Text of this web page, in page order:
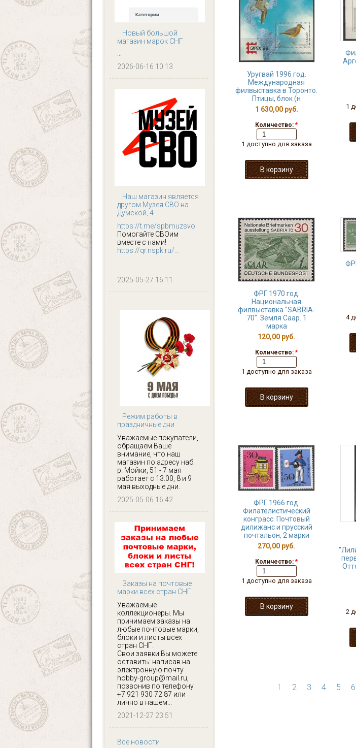
Новый большой
магазин марок СНГ
...
2026-06-16 10:13
Наш магазин является
другом Музея СВО на
Думской, 4
https://t.me/spbmuzsvo
Помогайте СВОим
вместе с нами!
https://qr.nspk.ru/...
2025-05-27 16:11
Режим работы в
праздничные дни
Уважаемые покупатели,
обращаем Ваше
внимание, что наш
магазин по адресу наб.
р. Мойки, 51 - 7 мая
работает с 13.00, 8 и 9
мая выходные дни.
2025-05-06 16:42
Заказы на почтовые
марки всех стран СНГ
Уважаемые
коллекционеры. Мы
принимаем заказы на
любые почтовые марки,
блоки и листы всех
стран СНГ.
Свои заявки Вы можете
оставить: написав на
электронную почту
hobby-group@mail.ru,
позвонив по телефону
+7 921 930 72 87 или
лично в нашем...
2021-12-27 23:51
Все новости
Уругвай 1996 год.
Международная
филвыставка в Торонто.
Птицы, блок (н
1 630,00 руб.
Количество: *
1 доступно для заказа
1
ФРГ 1970 год.
Национальная
филвыставка "SABRIA-
70". Земля Саар. 1
марка
120,00 руб.
Количество: *
1 доступно для заказа
4
ФРГ 1966 год.
Филателистический
конграсс. Почтовый
дилижанс и прусский
почтальон, 2 марки
270,00 руб.
Количество: *
1 доступно для заказа
2
1 2 3 4 5 6